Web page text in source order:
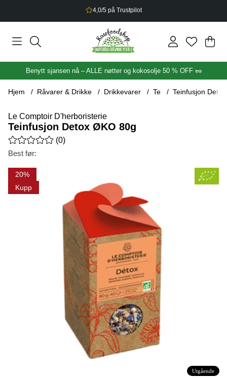
4,0/5 på Trustpilot
.
Benytt sjansen nå – ALLE nøtter og kokosolje 50 % OFF 🥜
Hjem Råvarer & Drikke Drikkevarer Te Teinfusjon
Le Comptoir D'herboristerie
Teinfusjon Detox ØKO 80g
Gjennomsnittlig rangering 0 av 5 Antall vurderinger 0
(0)
Best før:
Utgående
20
Kupp
Produktbilder Teinfusjon Detox ØKO 80g